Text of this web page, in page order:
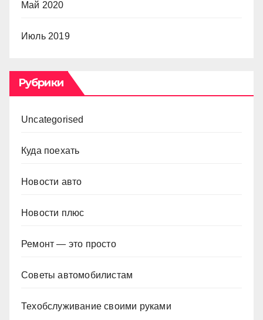
Май 2020
Июль 2019
Рубрики
Uncategorised
Куда поехать
Новости авто
Новости плюс
Ремонт — это просто
Советы автомобилистам
Техобслуживание своими руками